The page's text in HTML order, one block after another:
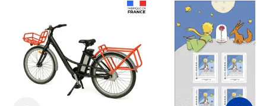
Prix 6,25€ HT